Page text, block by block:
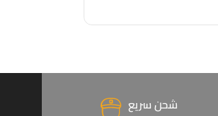
شحن سريع